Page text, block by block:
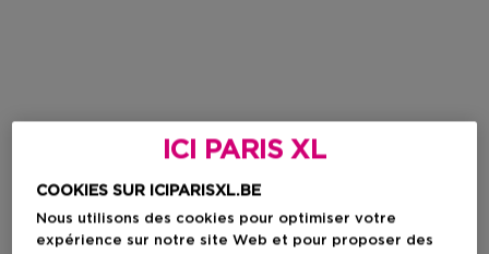
ICI PARIS XL
COOKIES SUR ICIPARISXL.BE
Nous utilisons des cookies pour optimiser votre
expérience sur notre site Web et pour proposer des